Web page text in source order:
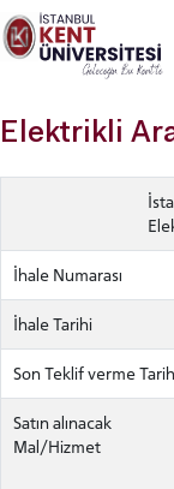
Lütfen
dikkat:
Bu
bir
sistemi
Elektrikli
İhale Numarası
İhale Tarihi
Son Teklif verme
Satın alınacak
Mal/Hizmet